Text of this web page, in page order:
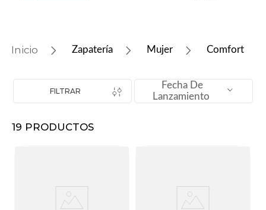
iphone
5.
tenis
Zapatería Mujer Comfort
FILTRAR
Fecha De
Lanzamiento
19 PRODUCTOS